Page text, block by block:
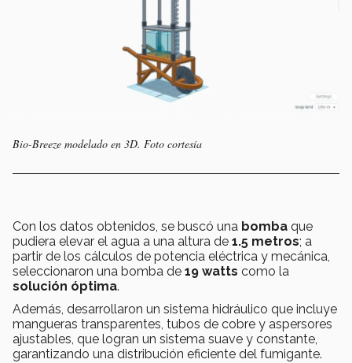
Bio-Breeze modelado en 3D. Foto cortesía
Con los datos obtenidos, se buscó una bomba que
pudiera elevar el agua a una altura de 1.5 metros; a
partir de los cálculos de potencia eléctrica y mecánica,
seleccionaron una bomba de 19 watts como la
solución óptima.
Además, desarrollaron un sistema hidráulico que incluye
mangueras transparentes, tubos de cobre y aspersores
ajustables, que logran un sistema suave y constante,
garantizando una distribución eficiente del fumigante.